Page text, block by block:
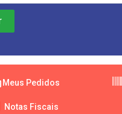
Meus Pedidos
Notas Fiscais